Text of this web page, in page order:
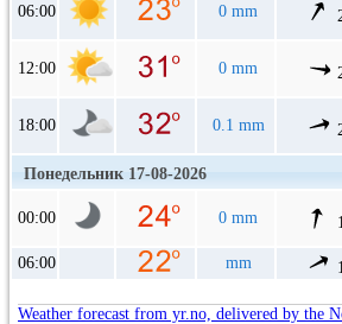
06:00 0 mm
12:00 0 mm
18:00 0.1 mm
Понедельник 17-08-2026
00:00 0 mm
06:00 mm
Weather forecast from yr.no, delivered by the